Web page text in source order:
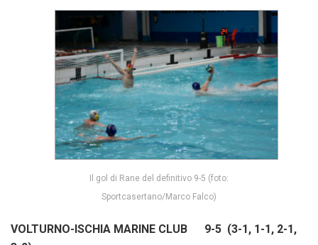
Il gol di Rane del definitivo 9-5 (foto:
Sportcasertano/Marco Falco)
VOLTURNO-ISCHIA MARINE CLUB 9-5 (3-1, 1-1, 2-1,